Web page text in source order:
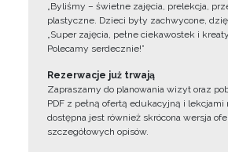
„Byliśmy – świetne zajęcia, prelekcja,
plastyczne. Dzieci były zachwycone,
„Super zajęcia, pełne ciekawostek i
Polecamy serdecznie!”
Rezerwacje już trwają
Zapraszamy do planowania wizyt oraz
PDF z pełną ofertą edukacyjną i
dostępna jest również skrócona wersja
szczegółowych opisów.